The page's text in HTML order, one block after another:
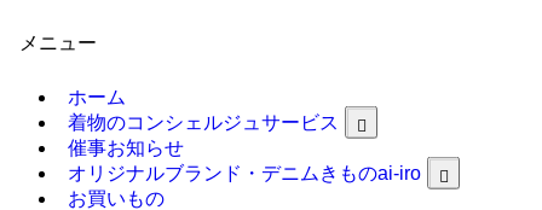
メニュー
ホーム
着物のコンシェルジュサービス
催事お知らせ
オリジナルブランド・デニムきものai-iro
お買いもの